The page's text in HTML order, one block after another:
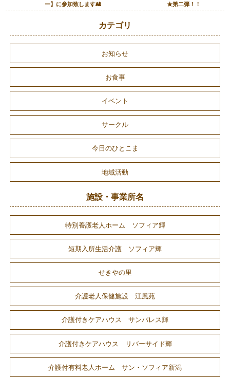
ー】に参加致します🎎
★第二弾！！
カテゴリ
お知らせ
お食事
イベント
サークル
今日のひとこま
地域活動
施設・事業所名
特別養護老人ホーム ソフィア輝
短期入所生活介護 ソフィア輝
せきやの里
介護老人保健施設 江風苑
介護付きケアハウス サンパレス輝
介護付きケアハウス リバーサイド輝
介護付有料老人ホーム サン・ソフィア新潟